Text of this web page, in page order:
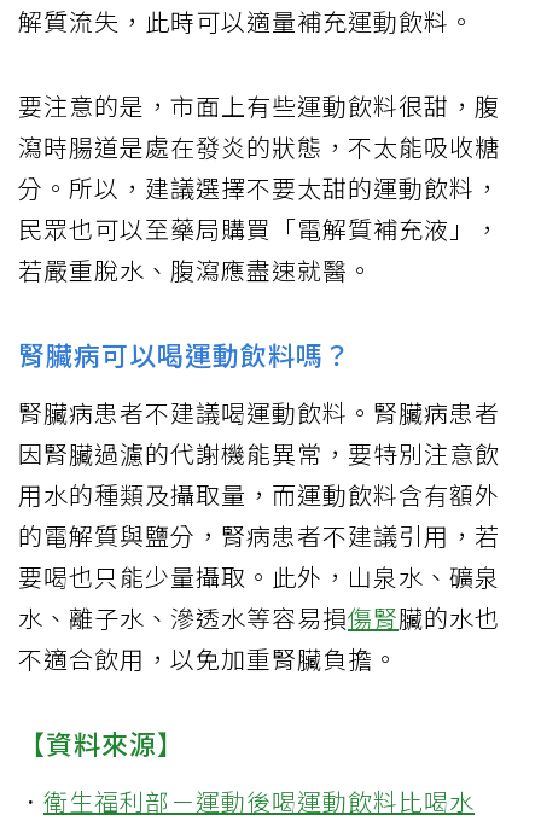
解質流失，此時可以適量補充運動飲料。
要注意的是，市面上有些運動飲料很甜，腹
瀉時腸道是處在發炎的狀態，不太能吸收糖
分。所以，建議選擇不要太甜的運動飲料，
民眾也可以至藥局購買「電解質補充液」，
若嚴重脫水、腹瀉應盡速就醫。
腎臟病可以喝運動飲料嗎？
腎臟病患者不建議喝運動飲料。腎臟病患者
因腎臟過濾的代謝機能異常，要特別注意飲
用水的種類及攝取量，而運動飲料含有額外
的電解質與鹽分，腎病患者不建議引用，若
要喝也只能少量攝取。此外，山泉水、礦泉
水、離子水、滲透水等容易損傷腎臟的水也
不適合飲用，以免加重腎臟負擔。
【資料來源】
． 衛生福利部－運動後喝運動飲料比喝水